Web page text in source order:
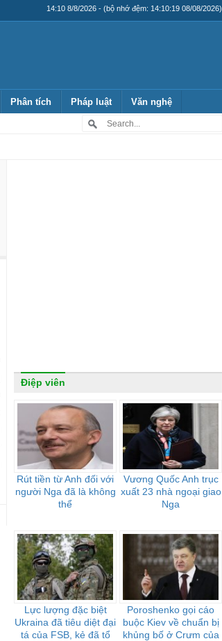
14:10 8/8/2026 - (bộ nhớ đệm: 14:10:19 08/08/2026)
Phân tích Pháp luật Văn nghệ
Điệp viên
Rút tiền từ Anh đối với
người Nga đã là không
thể
Vương Quốc Anh trục
xuất 23 nhà ngoại giao
Nga
Lực lượng đặc biệt
Ukraina đã tiêu diệt đại
tá của FSB, kẻ đã tổ
Poroshenko gọi cáo
buộc Kiev về chuẩn bị
khủng bố ở Crưm của